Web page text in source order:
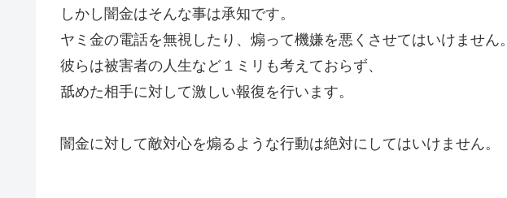
しかし闇金はそんな事は承知です。
ヤミ金の電話を無視したり、煽って機嫌を悪くさせてはいけません。
彼らは被害者の人生など１ミリも考えておらず、
舐めた相手に対して激しい報復を行います。
闇金に対して敵対心を煽るような行動は絶対にしてはいけません。